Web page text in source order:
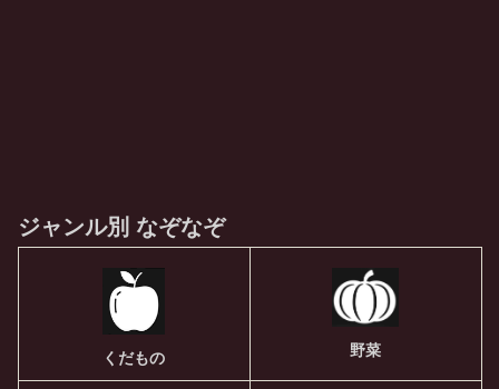
ジャンル別 なぞなぞ
くだもの 野菜